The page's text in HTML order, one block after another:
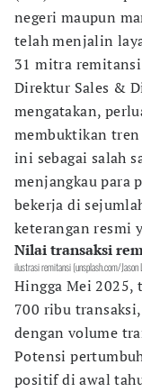
negeri maupun
telah menjalin
31 mitra
Direktur Sales &
mengatakan,
membuktikan
ini sebagai salah
menjangkau para
bekerja di
keterangan resmi
Nilai transaksi
ilustrasi remitansi (unsplash.com/Jason
Hingga Mei 2025,
700 ribu
dengan volume
Potensi
positif di awal